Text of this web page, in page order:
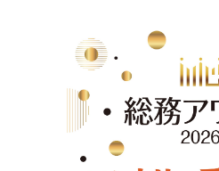
リスクマネジメント・BCP
社外・社内広報
社外・社内コミュニケーション
FM・オフィス移転
CSR・
テクノロジー活用・DX
助成金・補助金・コスト削減
アウトソーシング・BPO